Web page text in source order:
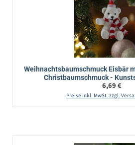
Weihnachtsbaumschmuck Eisbär
Christbaumschmuck -
Regulärer
6,69 €
Preise inkl. MwSt. zzgl.